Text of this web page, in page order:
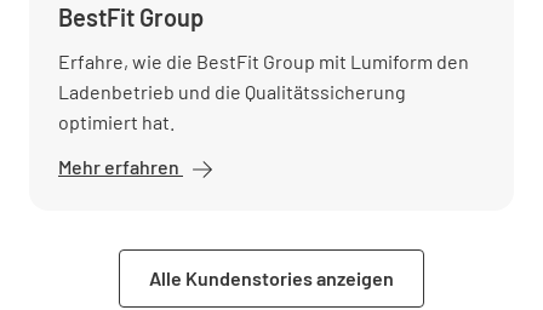
BestFit Group
Erfahre, wie die BestFit Group mit Lumiform den
Ladenbetrieb und die Qualitätssicherung
optimiert hat.
Mehr erfahren
Alle Kundenstories anzeigen